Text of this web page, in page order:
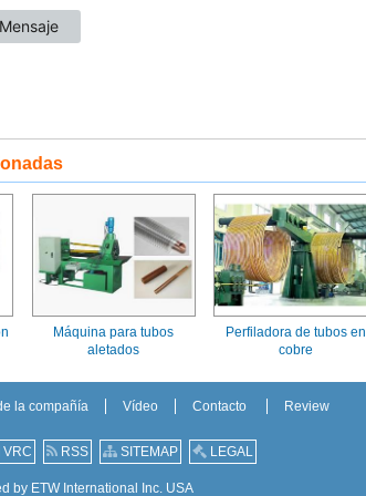
Máquina para tubos
aletados
Perfiladora de tubos en
cobre
la compañía Vídeo Contacto Review
VRC RSS SITEMAP LEGAL
by ETW International Inc. USA